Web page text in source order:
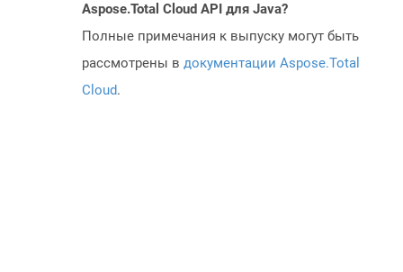
Aspose.Total Cloud API для Java?
Полные примечания к выпуску могут быть
рассмотрены в документации Aspose.Total
Cloud.